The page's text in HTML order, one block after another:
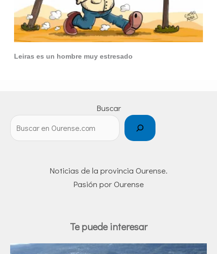
Leiras es un hombre muy estresado
Buscar
Noticias de la provincia Ourense.
Pasión por Ourense
Te puede interesar